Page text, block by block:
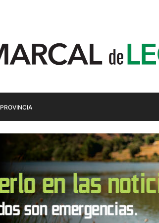
PROVINCIA